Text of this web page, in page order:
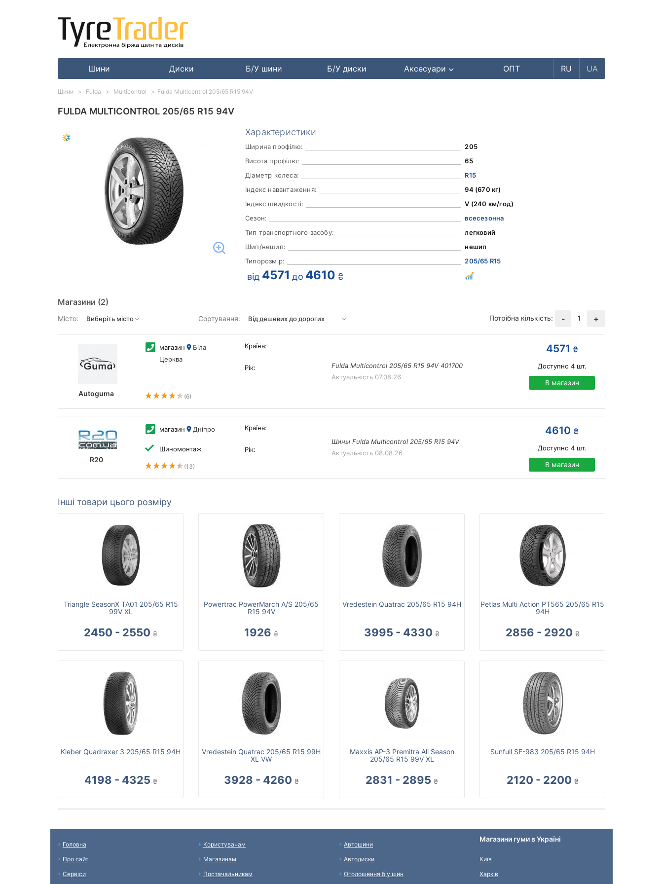
Шини Диски Б/У шини Б/У диски Аксесуари ОПТ RU UA
FULDA MULTICONTROL 205/65 R15 94V
Характеристики
Ширина профілю:
205
Висота профілю:
65
Діаметр колеса:
R15
Індекс навантаження:
94 (670 кг)
Індекс швидкості:
V (240 км/год)
Сезон:
всесезонна
Тип транспортного засобу:
легковий
Шип/нешип:
нешип
Типорозмір:
205/65 R15
від 4571 до 4610 ₴
Магазини (2)
Місто: Сортування: Потрібна кількість: - 1 +
Autoguma
магазин
Біла
Церква
(6)
Країна:
Рік:
Fulda Multicontrol 205/65 R15 94V 401700
Актуальність 07.08.26
4571 ₴
Доступно 4шт.
В магазин
R20
магазин Дніпро
Шиномонтаж
(13)
Країна:
Рік:
Шины Fulda Multicontrol 205/65 R15 94V
Актуальність 08.08.26
4610 ₴
Доступно 4шт.
В магазин
Інші товари цього розміру
Triangle SeasonX TA01 205/65 R15
99V XL
2450 - 2550 ₴
Powertrac PowerMarch A/S 205/65
R15 94V
1926 ₴
Vredestein Quatrac 205/65 R15 94H
3995 - 4330 ₴
Petlas Multi Action PT565 205/65 R15
94H
2856 - 2920 ₴
Kleber Quadraxer 3 205/65 R15 94H
4198 - 4325 ₴
Vredestein Quatrac 205/65 R15 99H
XL VW
3928 - 4260 ₴
Maxxis AP-3 Premitra All Season
205/65 R15 99V XL
2831 - 2895 ₴
Sunfull SF-983 205/65 R15 94H
2120 - 2200 ₴
Шини Fulda Multicontrol Fulda Multicontrol 205/65 R15 94V
Головна
Про сайт
Сервіси
Користувачам
Магазинам
Постачальникам
Автошини
Автодиски
Оголошення б у шин
Магазини гуми в Україні
Київ
Харків